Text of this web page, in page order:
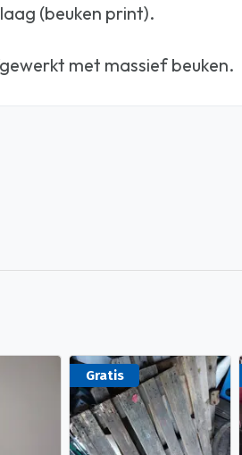
(beuken print).
met massief beuken.
Gratis